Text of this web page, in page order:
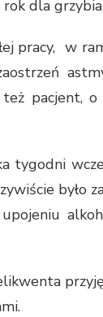
dla
pracy, w
pacjent,
tygodni
było